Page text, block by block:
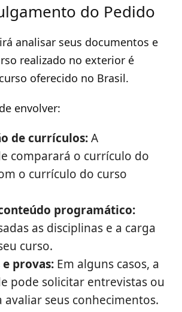
do Pedido
analisar seus documentos e
realizado no exterior é
oferecido no Brasil.
envolver:
de currículos:A
comparará o currículo do
o currículo do curso
programático:
as disciplinas e a carga
curso.
provas: Em alguns casos, a
pode solicitar entrevistas ou
avaliar seus conhecimentos.